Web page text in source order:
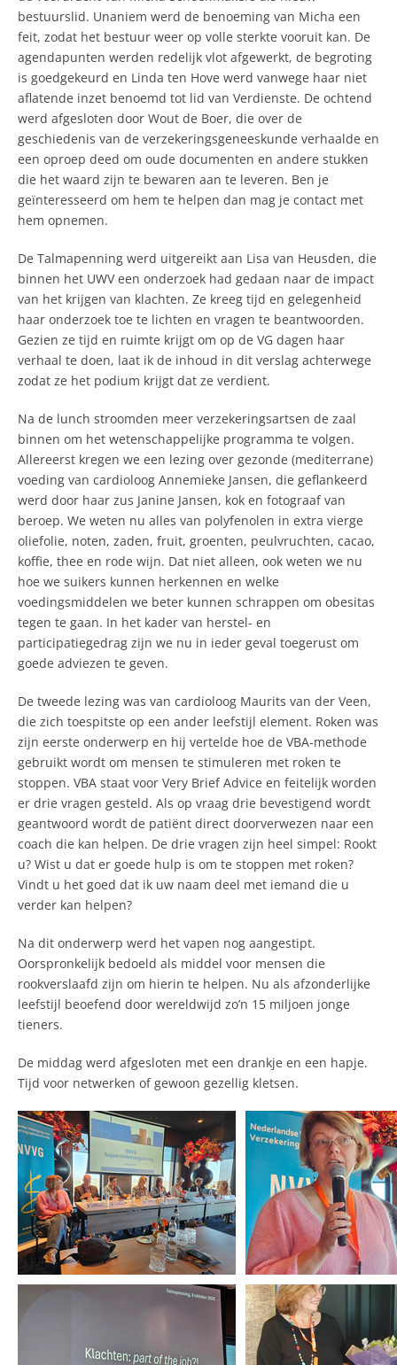
bestuurslid. Unaniem werd de benoeming van Micha een
feit, zodat het bestuur weer op volle sterkte vooruit kan. De
agendapunten werden redelijk vlot afgewerkt, de begroting
is goedgekeurd en Linda ten Hove werd vanwege haar niet
aflatende inzet benoemd tot lid van Verdienste. De ochtend
werd afgesloten door Wout de Boer, die over de
geschiedenis van de verzekeringsgeneeskunde verhaalde en
een oproep deed om oude documenten en andere stukken
die het waard zijn te bewaren aan te leveren. Ben je
geïnteresseerd om hem te helpen dan mag je contact met
hem opnemen.
De Talmapenning werd uitgereikt aan Lisa van Heusden, die
binnen het UWV een onderzoek had gedaan naar de impact
van het krijgen van klachten. Ze kreeg tijd en gelegenheid
haar onderzoek toe te lichten en vragen te beantwoorden.
Gezien ze tijd en ruimte krijgt om op de VG dagen haar
verhaal te doen, laat ik de inhoud in dit verslag achterwege
zodat ze het podium krijgt dat ze verdient.
Na de lunch stroomden meer verzekeringsartsen de zaal
binnen om het wetenschappelijke programma te volgen.
Allereerst kregen we een lezing over gezonde (mediterrane)
voeding van cardioloog Annemieke Jansen, die geflankeerd
werd door haar zus Janine Jansen, kok en fotograaf van
beroep. We weten nu alles van polyfenolen in extra vierge
oliefolie, noten, zaden, fruit, groenten, peulvruchten, cacao,
koffie, thee en rode wijn. Dat niet alleen, ook weten we nu
hoe we suikers kunnen herkennen en welke
voedingsmiddelen we beter kunnen schrappen om obesitas
tegen te gaan. In het kader van herstel- en
participatiegedrag zijn we nu in ieder geval toegerust om
goede adviezen te geven.
De tweede lezing was van cardioloog Maurits van der Veen,
die zich toespitste op een ander leefstijl element. Roken was
zijn eerste onderwerp en hij vertelde hoe de VBA-methode
gebruikt wordt om mensen te stimuleren met roken te
stoppen. VBA staat voor Very Brief Advice en feitelijk worden
er drie vragen gesteld. Als op vraag drie bevestigend wordt
geantwoord wordt de patiënt direct doorverwezen naar een
coach die kan helpen. De drie vragen zijn heel simpel: Rookt
u? Wist u dat er goede hulp is om te stoppen met roken?
Vindt u het goed dat ik uw naam deel met iemand die u
verder kan helpen?
Na dit onderwerp werd het vapen nog aangestipt.
Oorspronkelijk bedoeld als middel voor mensen die
rookverslaafd zijn om hierin te helpen. Nu als afzonderlijke
leefstijl beoefend door wereldwijd zo’n 15 miljoen jonge
tieners.
De middag werd afgesloten met een drankje en een hapje.
Tijd voor netwerken of gewoon gezellig kletsen.